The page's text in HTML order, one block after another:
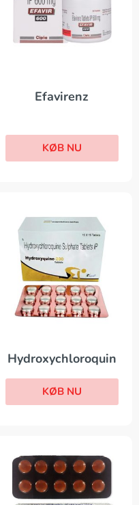
Efavirenz
KØB NU
Hydroxychloroquin
KØB NU